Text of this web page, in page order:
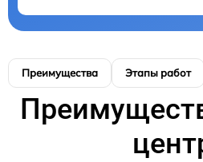
Преимущества Этапы работ